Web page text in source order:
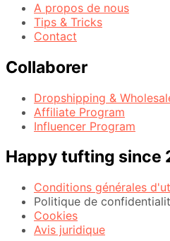
A propos de nous
Tips & Tricks
Contact
Collaborer
Dropshipping &
Affiliate Program
Influencer Program
Happy tufting since
Conditions générales
Politique de
Cookies
Avis juridique